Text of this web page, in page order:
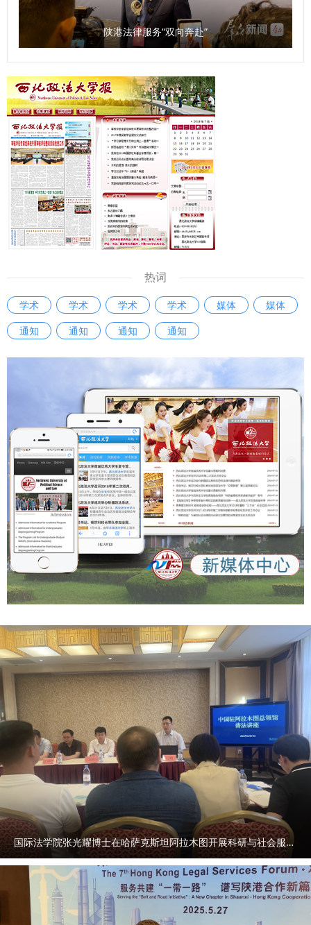
智超 审核：朱茂）
陕港法律服务“双向奔赴”
热词
学术 学术 学术 学术 媒体
媒体
通知
通知 通知 通知
国际法学院张光耀博士在哈萨克斯坦阿拉木图开展科研与社会服务活动